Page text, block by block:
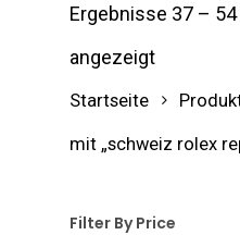
Ergebnisse 37 –
angezeigt
Startseite
mit „schweiz rolex
Filter By Price